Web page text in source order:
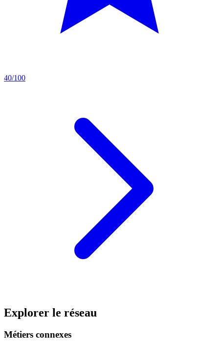
40/100
Explorer le réseau
Métiers connexes